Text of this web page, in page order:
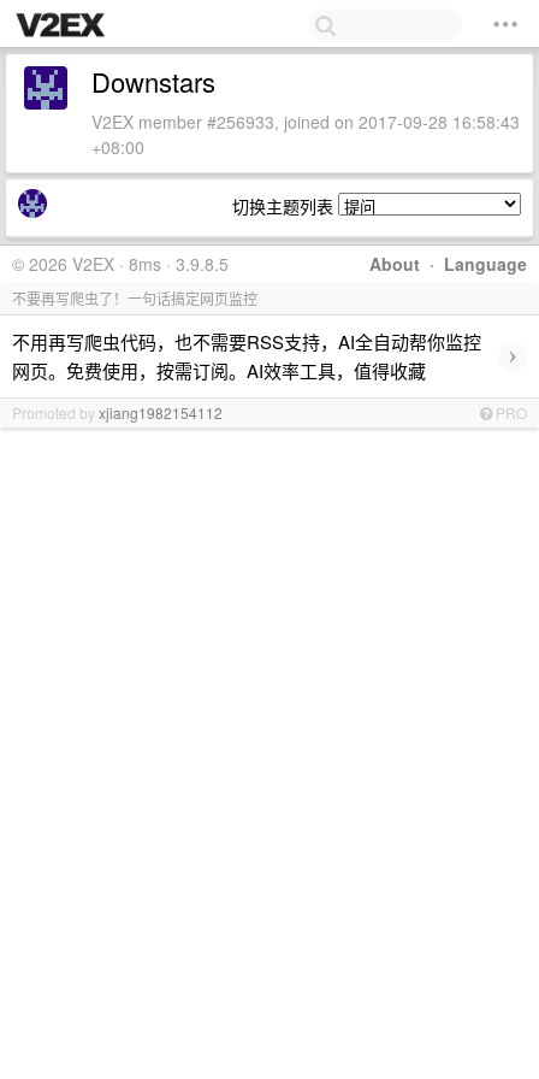
Downstars
V2EX member #256933, joined on 2017-09-28 16:58:43
+08:00
切换主题列表
About · Language
© 2026 V2EX · 8ms · 3.9.8.5
不要再写爬虫了！一句话搞定网页监控
不用再写爬虫代码，也不需要RSS支持，AI全自动帮你监控
网页。免费使用，按需订阅。AI效率工具，值得收藏
›
Promoted byxjiang1982154112 PRO